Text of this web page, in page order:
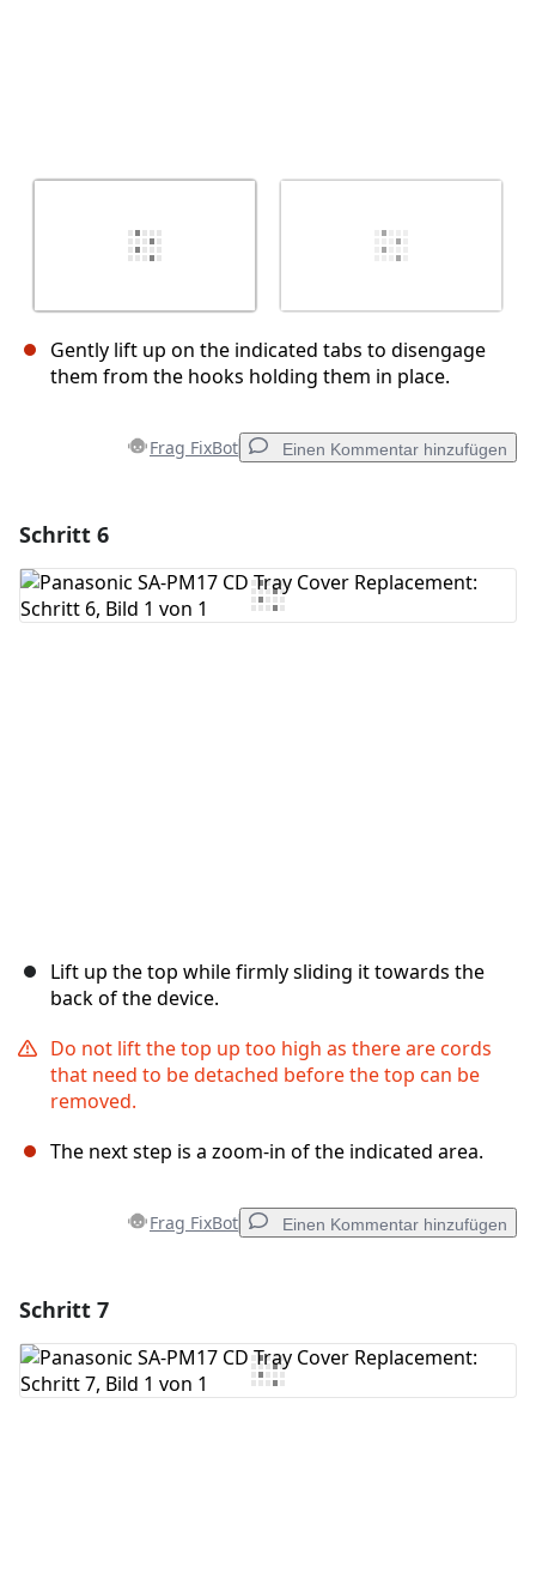
Gently lift up on the indicated tabs to disengage
them from the hooks holding them in place.
Frag FixBot Einen Kommentar hinzufügen
Kommentar hinzufügen
Schritt 6
Lift up the top while firmly sliding it towards the
back of the device.
Do not lift the top up too high as there are cords
that need to be detached before the top can be
removed.
The next step is a zoom-in of the indicated area.
Frag FixBot Einen Kommentar hinzufügen
Kommentar hinzufügen
Schritt 7